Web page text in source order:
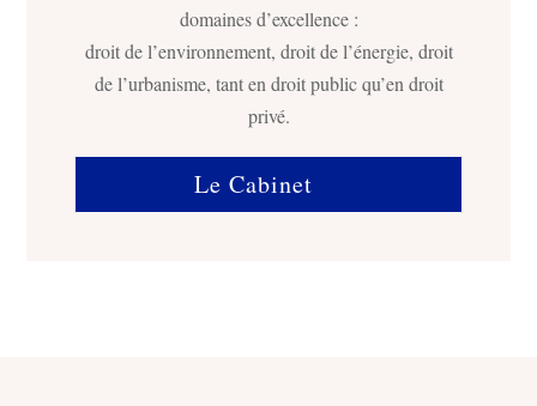
domaines d’excellence :
droit de l’environnement, droit de l’énergie, droit
de l’urbanisme, tant en droit public qu’en droit
privé.
Le Cabinet